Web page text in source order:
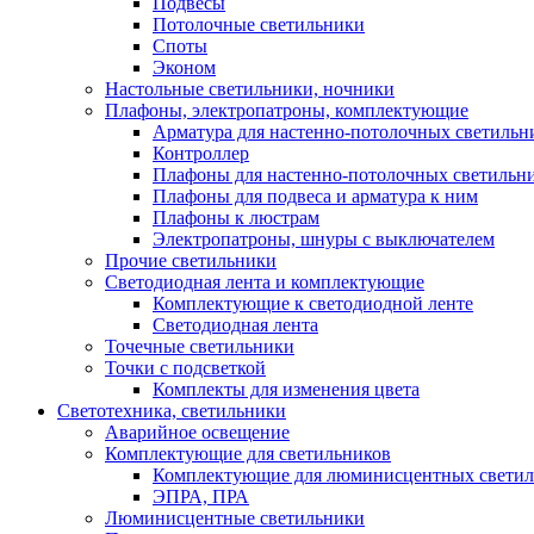
Потолочные светильники
Споты
Эконом
Настольные светильники, ночники
Плафоны, электропатроны, комплектующие
Арматура для настенно-потолочных
Контроллер
Плафоны для настенно-потолочных
Плафоны для подвеса и арматура к ним
Плафоны к люстрам
Электропатроны, шнуры с выключателем
Прочие светильники
Светодиодная лента и комплектующие
Комплектующие к светодиодной ленте
Светодиодная лента
Точечные светильники
Точки с подсветкой
Комплекты для изменения цвета
Светотехника, светильники
Аварийное освещение
Комплектующие для светильников
Комплектующие для люминисцентных
ЭПРА, ПРА
Люминисцентные светильники